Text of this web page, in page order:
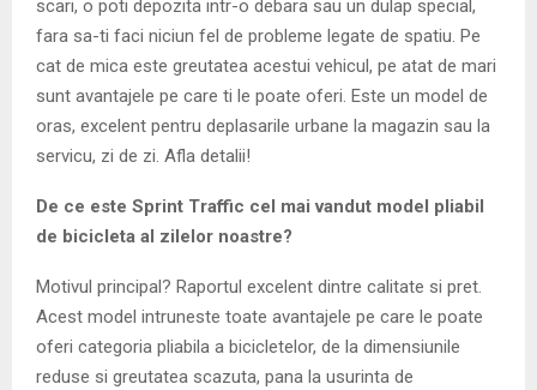
scari, o poti depozita intr-o debara sau un dulap special,
fara sa-ti faci niciun fel de probleme legate de spatiu. Pe
cat de mica este greutatea acestui vehicul, pe atat de mari
sunt avantajele pe care ti le poate oferi. Este un model de
oras, excelent pentru deplasarile urbane la magazin sau la
servicu, zi de zi. Afla detalii!
De ce este Sprint Traffic cel mai vandut model pliabil
de bicicleta al zilelor noastre?
Motivul principal? Raportul excelent dintre calitate si pret.
Acest model intruneste toate avantajele pe care le poate
oferi categoria pliabila a bicicletelor, de la dimensiunile
reduse si greutatea scazuta, pana la usurinta de